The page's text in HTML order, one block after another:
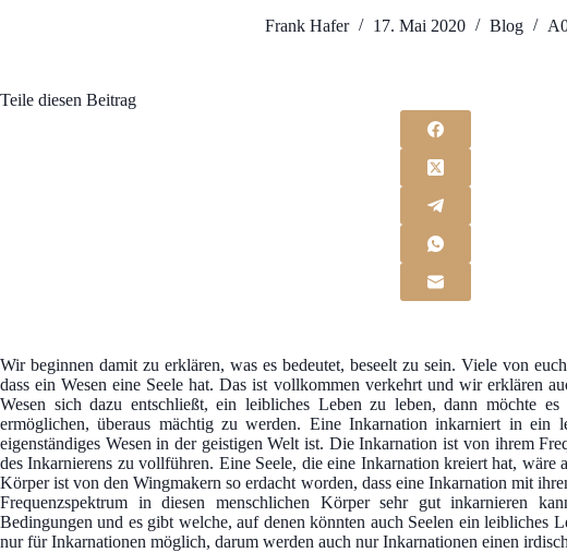
Frank Hafer 17. Mai 2020 Blog
Teile diesen Beitrag
Wir beginnen damit zu erklären, was es bedeutet, beseelt zu sein. Viele von
dass ein Wesen eine Seele hat. Das ist vollkommen verkehrt und wir erklären
Wesen sich dazu entschließt, ein leibliches Leben zu leben, dann möchte es
ermöglichen, überaus mächtig zu werden. Eine Inkarnation inkarniert in ein
eigenständiges Wesen in der geistigen Welt ist. Die Inkarnation ist von ihrem
des Inkarnierens zu vollführen. Eine Seele, die eine Inkarnation kreiert hat, wäre
Körper ist von den Wingmakern so erdacht worden, dass eine Inkarnation mit
Frequenzspektrum in diesen menschlichen Körper sehr gut inkarnieren
Bedingungen und es gibt welche, auf denen könnten auch Seelen ein leibliches
nur für Inkarnationen möglich, darum werden auch nur Inkarnationen einen